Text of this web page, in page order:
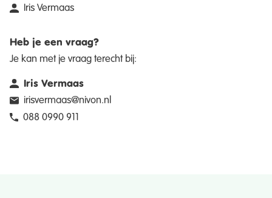
Iris Vermaas
Heb je een vraag?
Je kan met je vraag terecht bij:
Iris Vermaas
irisvermaas@nivon.nl
088 0990 911